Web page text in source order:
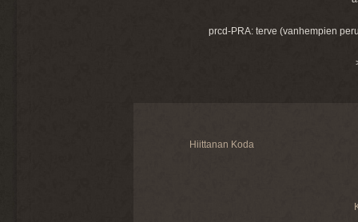
prcd-PRA: terve (vanhempien
Hiittanan Koda